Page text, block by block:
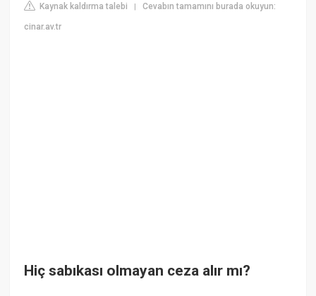
Kaynak kaldırma talebi |Cevabın tamamını burada okuyun:
cinar.av.tr
Hiç sabıkası olmayan ceza alır mı?